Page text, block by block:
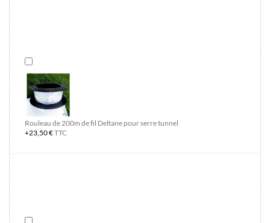
Rouleau de 200m de fil Deltane pour serre tunnel
+23,50 €TTC